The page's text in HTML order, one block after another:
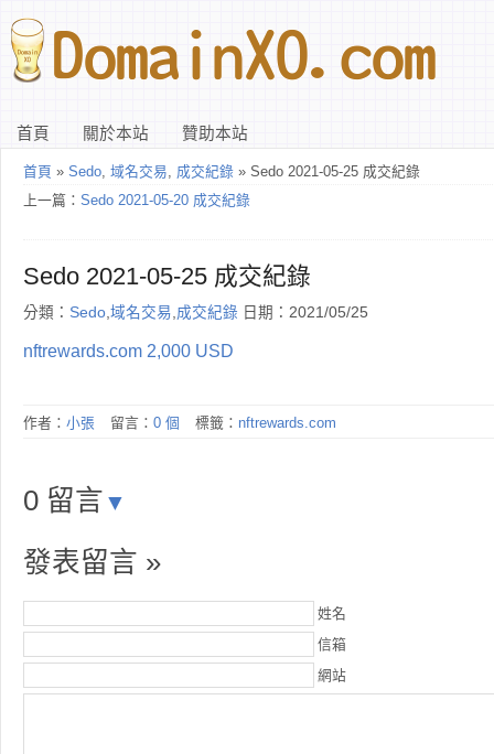
首頁 關於本站 贊助本站
首頁 » Sedo, 域名交易, 成交紀錄 » Sedo 2021-05-25 成交紀錄
上一篇： Sedo 2021-05-20 成交紀錄
Sedo 2021-05-25 成交紀錄
分類： Sedo,域名交易,成交紀錄 日期：2021/05/25
nftrewards.com 2,000 USD
作者： 小張 留言： 0 個 標籤： nftrewards.com
0 留言 ▼
發表留言 »
姓名
信箱
網站